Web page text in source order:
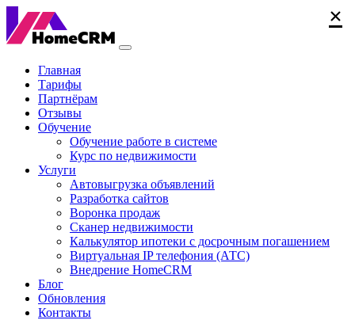
Главная
Тарифы
Партнёрам
Отзывы
Обучение
Обучение работе в системе
Курс по недвижимости
Услуги
Автовыгрузка объявлений
Разработка сайтов
Воронка продаж
Сканер недвижимости
Калькулятор ипотеки с досрочным погашением
Виртуальная IP телефония (АТС)
Внедрение HomeCRM
Блог
Обновления
Контакты
×
×
×